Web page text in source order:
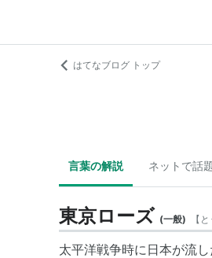
はてなブログ トップ
言葉の解説 ネットで話題
東京ローズ (一般) 【
太平洋戦争時に日本が流